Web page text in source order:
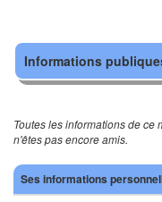
Informations
Toutes les informations de ce
n'êtes pas encore amis.
Ses informations